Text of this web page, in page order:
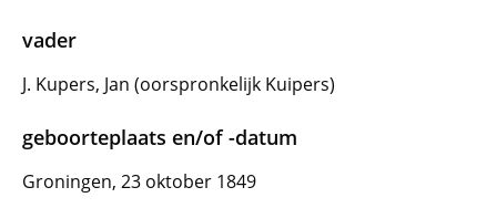
vader
J. Kupers, Jan (oorspronkelijk Kuipers)
geboorteplaats en/of -datum
Groningen, 23 oktober 1849